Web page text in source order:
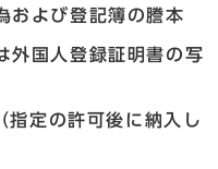
および登記簿の謄本
外国人登録証明書の写
定の許可後に納入し